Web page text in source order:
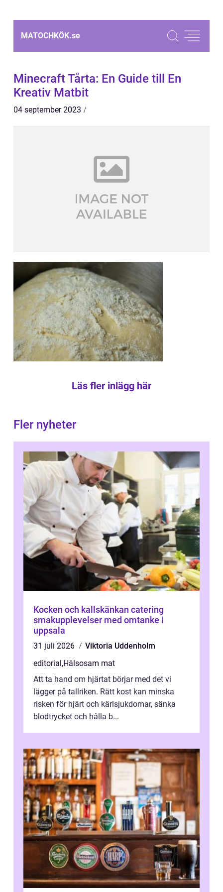
MATOCHKÖK.se
Minecraft Tårta: En Guide till En
Kreativ Matbit
04 september 2023
Läs fler inlägg här
Fler nyheter
Kocken och kallskänkan catering
smakupplevelser med omtanke i
uppsala
31 juli 2026
Viktoria Uddenholm
editorial,Hälsosam mat
Att ta hand om hjärtat börjar med det vi
lägger på tallriken. Rätt kost kan minska
risken för hjärt och kärlsjukdomar, sänka
blodtrycket och hålla b...